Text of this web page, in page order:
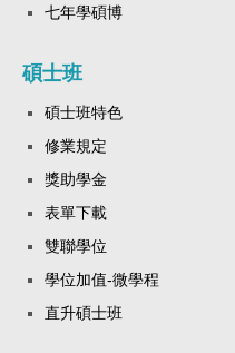
七年學碩博
碩士班
碩士班特色
修業規定
獎助學金
表單下載
雙聯學位
學位加值-微學程
直升碩士班